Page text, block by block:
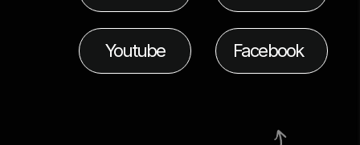
Facebook
Youtube